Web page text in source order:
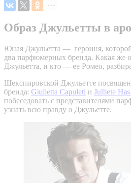
Образ Джульетты в
Юная Джульетта — героиня,
два парфюмерных бренда. Какая же
Джульетта, и кто — ее Ромео,
Шекспировской Джульетте
бренда: Giulietta Capuleti и Julliete
побеседовать с представителями
узнать всю правду о Джульетте.